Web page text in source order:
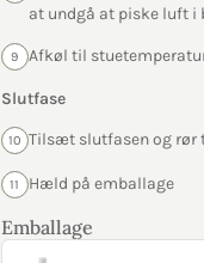
at undgå at piske luft i
9 Afkøl til
Slutfase
10 Tilsæt slutfasen og rør
11 Hæld på emballage
Emballage